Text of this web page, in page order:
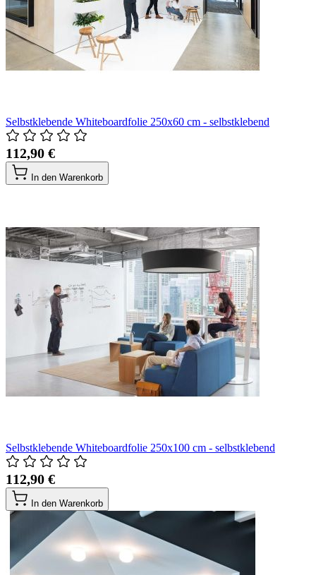
Selbstklebende Whiteboardfolie 250x60 cm - selbstklebend
112,90 €
In den Warenkorb
Selbstklebende Whiteboardfolie 250x100 cm - selbstklebend
112,90 €
In den Warenkorb